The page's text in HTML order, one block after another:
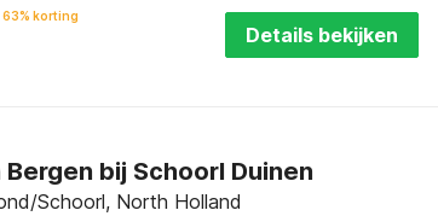
63% korting
Details bekijken
bij Schoorl Duinen
Schoorl, North Holland